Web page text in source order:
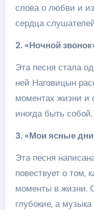
слова о любви и
сердца
2. «Ночной
Эта песня стала
ней Наговицын
моментах жизни и
иногда быть собой.
3. «Мои ясные
Эта песня
повествует о том,
моменты в жизни.
глубокие, а